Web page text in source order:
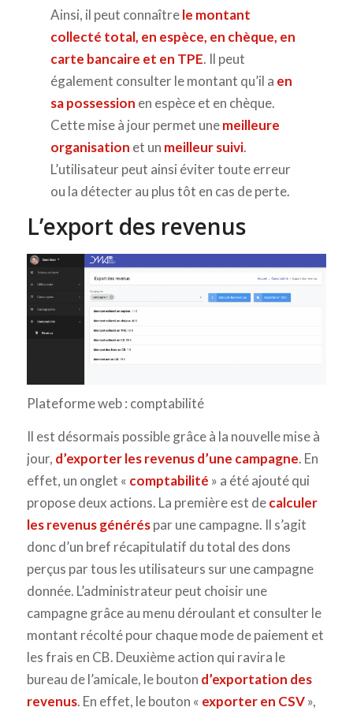
Ainsi, il peut connaîtrele montant
collecté total, en espèce, en chèque, en
carte bancaire et en TPE. Il peut
également consulter le montant qu’il a en
sa possession en espèce et en chèque.
Cette mise à jour permet unemeilleure
organisation et un meilleur suivi.
L’utilisateur peut ainsi éviter toute erreur
ou la détecter au plus tôt en cas de perte.
L’export des revenus
Plateforme web : comptabilité
Il est désormais possible grâce à la nouvelle mise à
jour, d’exporter les revenus d’une campagne. En
effet, un onglet « comptabilité » a été ajouté qui
propose deux actions. La première est decalculer
les revenus généréspar une campagne. Il s’agit
donc d’un bref récapitulatif du total des dons
perçus par tous les utilisateurs sur une campagne
donnée. L’administrateur peut choisir une
campagne grâce au menu déroulant et consulter le
montant récolté pour chaque mode de paiement et
les frais en CB. Deuxième action qui ravira le
bureau de l’amicale, le bouton d’exportation des
revenus. En effet, le bouton « exporter en CSV»,